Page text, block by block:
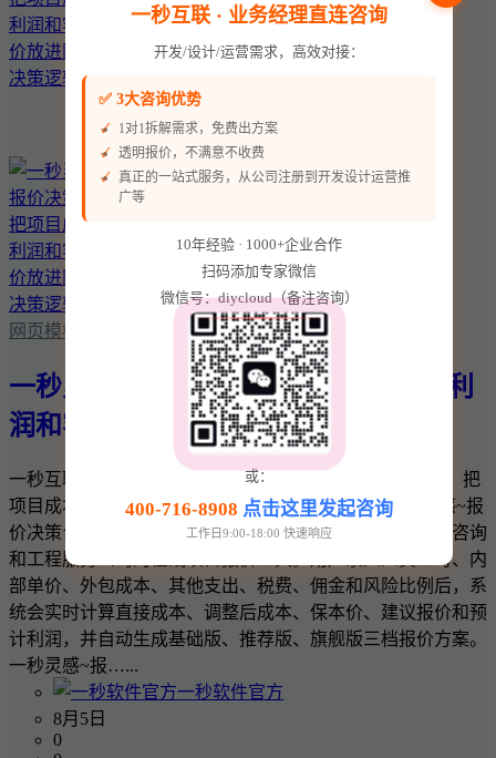
网页模板
一秒灵感~报价决策台：把项目成本、利
润和客户报价放进同一套决策逻辑
一秒互联 · 一秒灵感实用商业工具 一秒灵感~报价决策台：把
项目成本、利润和客户报价放进同一套决策逻辑 一秒灵感~报
价决策台是一款面向网站建设、软件开发、设计、广告、咨询
和工程服务公司的在线项目报价工具。用户录入人员工时、内
部单价、外包成本、其他支出、税费、佣金和风险比例后，系
统会实时计算直接成本、调整后成本、保本价、建议报价和预
计利润，并自动生成基础版、推荐版、旗舰版三档报价方案。
一秒灵感~报…...
一秒软件官方
8月5日
0
一秒互联 · 业务经理直连咨询
开发/设计/运营需求，高效对接：
✅ 3大咨询优势
1对1拆解需求，免费出方案
透明报价，不满意不收费
真正的一站式服务，从公司注册到开发设计运营推
广等
10年经验 · 1000+企业合作
扫码添加专家微信
微信号：diycloud（备注咨询）
或：
400-716-8908 点击这里发起咨询
工作日9:00-18:00 快速响应